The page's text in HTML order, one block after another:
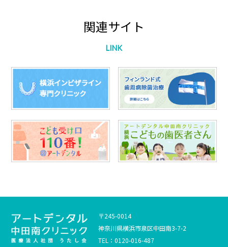
関連サイト
LINK
〒245-0014
神奈川県横浜市泉区中田南3-7-2
TEL：0120-016-487